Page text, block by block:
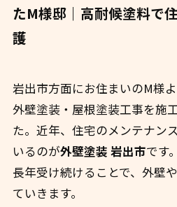
たM様邸｜高耐候塗料で
護
岩出市方面にお住まいのM様
外壁塗装・屋根塗装工事を施
た。近年、住宅のメンテナン
いるのが外壁塗装 岩出市です
長年受け続けることで、外壁
ていきます。